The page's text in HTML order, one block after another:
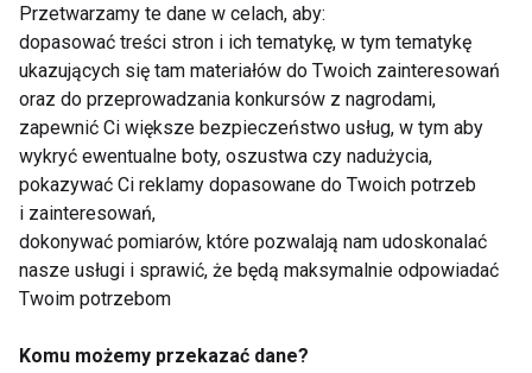
Zdrowy rozsądek zamiast
radykalnych rozwiązań
Najważniejszym aspektem zdrowego
podejścia do poświątecznego detoksu jest
czas i cierpliwość.
zaledwie kilku dni , by wrócić do równowagi po
okresie świątecznego obżarstwa, pod
nawykami, a nie agresywnymi interwencjami.
Przetwarzamy te dane w celach, aby:
dopasować treści stron i ich tematykę, w tym tematykę
ukazujących się tam materiałów do Twoich zainteresowań
oraz do przeprowadzania konkursów z nagrodami,
zapewnić Ci większe bezpieczeństwo usług, w tym aby
wykryć ewentualne boty, oszustwa czy nadużycia,
pokazywać Ci reklamy dopasowane do Twoich potrzeb
i zainteresowań,
dokonywać pomiarów, które pozwalają nam udoskonalać
nasze usługi i sprawić, że będą maksymalnie odpowiadać
Twoim potrzebom
Komu możemy przekazać dane?